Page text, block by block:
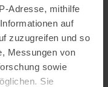
Adresse, mithilfe
auf
zuzugreifen und so
Messungen von
sowie
Sie